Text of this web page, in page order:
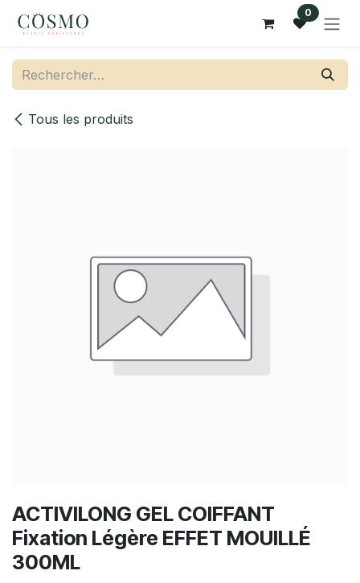
Se rendre au contenu 0
Tous les produits
ACTIVILONG GEL COIFFANT
Fixation Légère EFFET MOUILLÉ
300ML